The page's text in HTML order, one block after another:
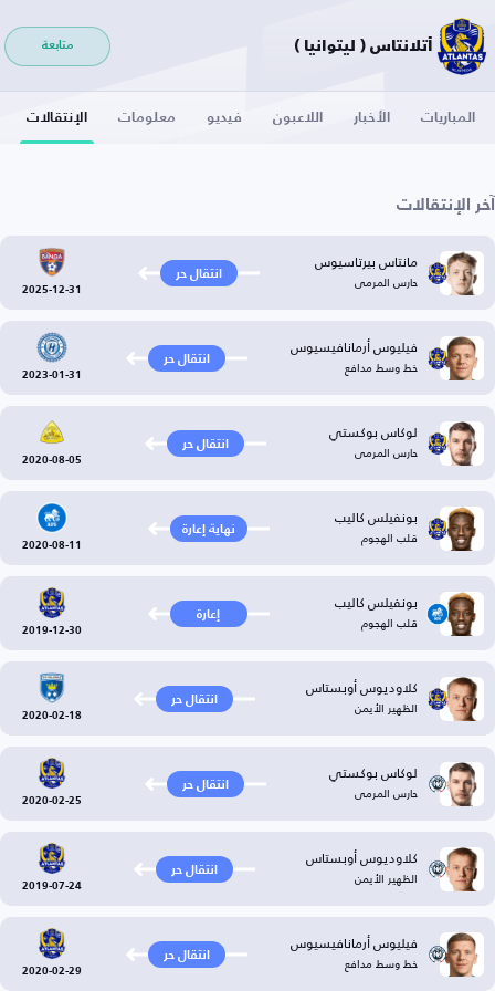
أتلانتاس ( ليتوانيا ) متابعة
المباريات الأخبار اللاعبون فيديو معلومات الإنتقالات
آخر الإنتقالات
مانتاس بيرتاسيوس
حارس المرمى انتقال حر
2025-12-31
فيليوس أرمانافيسيوس
خط وسط مدافع انتقال حر
2023-01-31
لوكاس بوكستي
حارس المرمى انتقال حر
2020-08-05
بونفيلس كاليب
قلب الهجوم نهاية إعارة
2020-08-11
بونفيلس كاليب
قلب الهجوم إعارة
2019-12-30
كلاوديوس أوبستاس
الظهير الأيمن انتقال حر
2020-02-18
لوكاس بوكستي
حارس المرمى انتقال حر
2020-02-25
كلاوديوس أوبستاس
الظهير الأيمن انتقال حر
2019-07-24
فيليوس أرمانافيسيوس
خط وسط مدافع انتقال حر
2020-02-29